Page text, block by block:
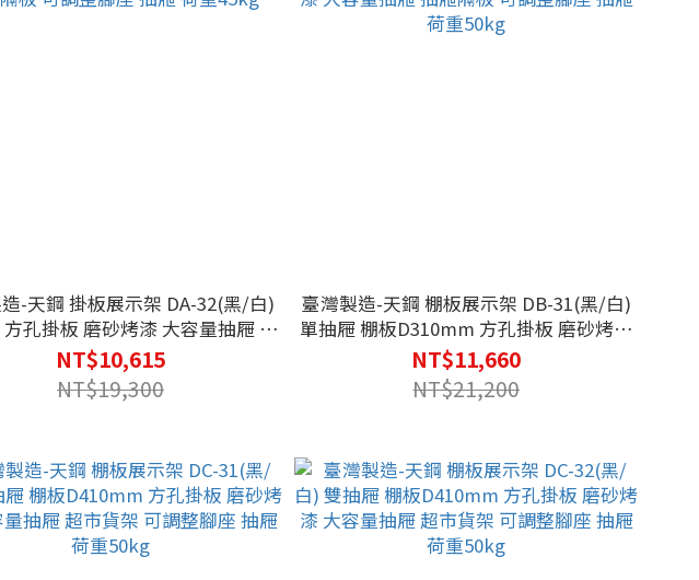
-天鋼 掛板展示架 DA-32(黑/白)
孔掛板 磨砂烤漆 大容量抽屜 抽
板 可調整腳座 抽屜 荷重45kg
NT$10,615
NT$19,300
臺灣製造-天鋼 棚板展示架 DB-31(黑/白)
單抽屜 棚板D310mm 方孔掛板 磨砂烤漆
大容量抽屜 抽屜隔板 可調整腳座 抽屜 荷
重50kg
NT$11,660
NT$21,200